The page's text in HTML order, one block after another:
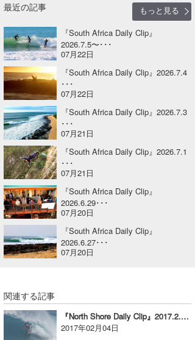
最近の記事
もっと見る
『South Africa Daily Clip』
2026.7.5〜･･･
07月22日
『South Africa Daily Clip』2026.7.4
･･･
07月22日
『South Africa Daily Clip』2026.7.3
･･･
07月21日
『South Africa Daily Clip』2026.7.1
･･･
07月21日
『South Africa Daily Clip』
2026.6.29･･･
07月20日
『South Africa Daily Clip』
2026.6.27･･･
07月20日
関連する記事
『North Shore Daily Clip』2017.2.3 @ BACKDOOR
2017年02月04日
Yasunari Inoue
Yoshiyuki Obata
arukasvision
DELTA FORCE SURF
CBA Films
熊谷素子
Colors MAGAZINE
WAVAL
波伝説アンバサダー/プロライダー
福島寿実子
中浦“JET”章
嵯峨明日香
進士剛光
田原啓江
植村未来
NOBUFUKU
大野”MAR”修聖
喜納海人
波伝説スタッフ
☆加藤
+☆maki☆+
Aichan
chan-U
ECE
G◎Da
H
KID
KY
MIN
波伝説